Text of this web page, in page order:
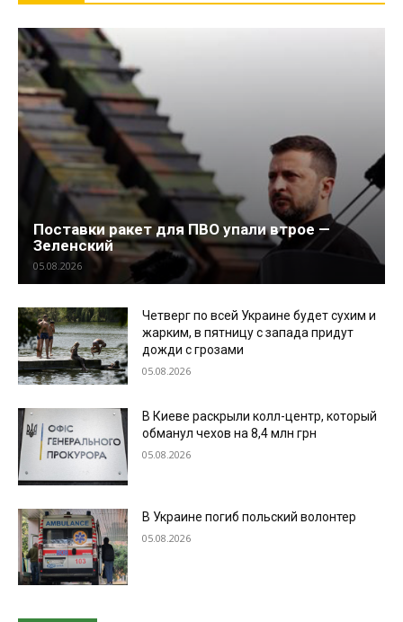
Поставки ракет для ПВО упали втрое —
Зеленский
05.08.2026
Четверг по всей Украине будет сухим и
жарким, в пятницу с запада придут
дожди с грозами
05.08.2026
В Киеве раскрыли колл-центр, который
обманул чехов на 8,4 млн грн
05.08.2026
В Украине погиб польский волонтер
05.08.2026